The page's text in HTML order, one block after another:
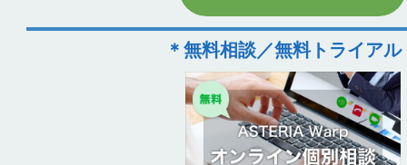
＊無料相談／無料トライアル